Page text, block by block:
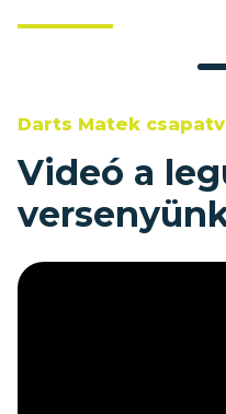
Darts Matek
Videó a